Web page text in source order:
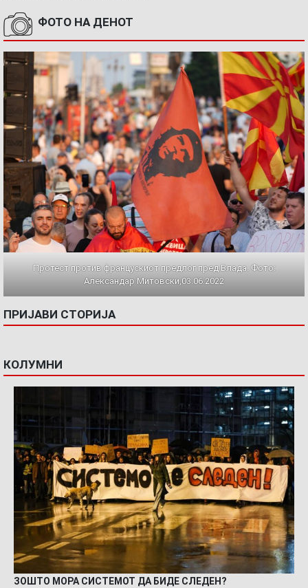
ФОТО НА ДЕНОТ
Протест против францускиот предлог пред Влада. Фото:
Александар Митовски,03.06.2022
ПРИЈАВИ СТОРИЈА
КОЛУМНИ
ЗОШТО МОРА СИСТЕМОТ ДА БИДЕ СЛЕДЕН?